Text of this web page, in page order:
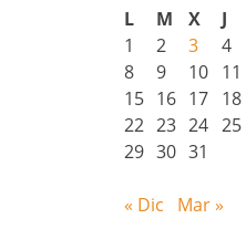
L
M X J
1
2 3 4
8
9 10 11
15 16 17 18
22 23 24 25
29 30 31
« Dic
Mar »